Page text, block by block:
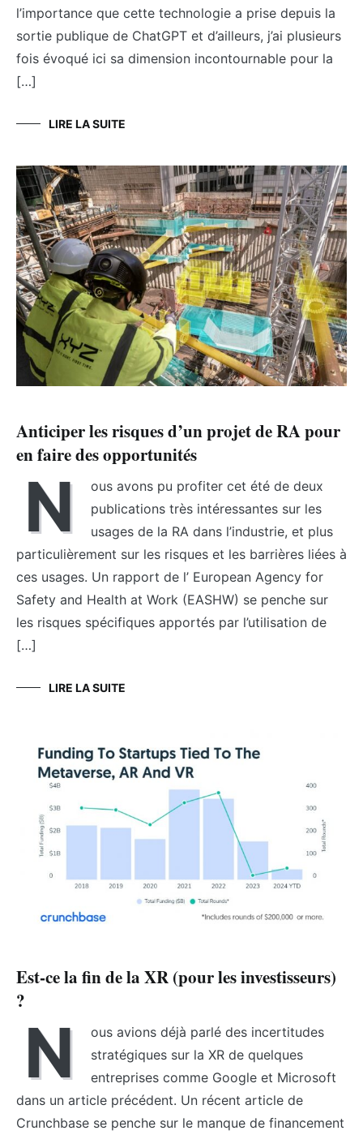
l’importance que cette technologie a prise depuis la
sortie publique de ChatGPT et d’ailleurs, j’ai plusieurs
fois évoqué ici sa dimension incontournable pour la
[…]
LIRE LA SUITE
Anticiper les risques d’un projet de RA pour
en faire des opportunités
N
ous avons pu profiter cet été de deux
publications très intéressantes sur les
usages de la RA dans l’industrie, et plus
particulièrement sur les risques et les barrières liées à
ces usages. Un rapport de l’ European Agency for
Safety and Health at Work (EASHW) se penche sur
les risques spécifiques apportés par l’utilisation de
[…]
LIRE LA SUITE
Est-ce la fin de la XR (pour les investisseurs)
?
N
ous avions déjà parlé des incertitudes
stratégiques sur la XR de quelques
entreprises comme Google et Microsoft
dans un article précédent. Un récent article de
Crunchbase se penche sur le manque de financement